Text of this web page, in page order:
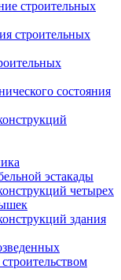
строительных
строительных
состояния
эстакады
четырех
здания